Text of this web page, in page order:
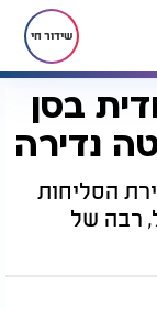
שידור חי
בסן
נדירה
הסליחות
רבה של